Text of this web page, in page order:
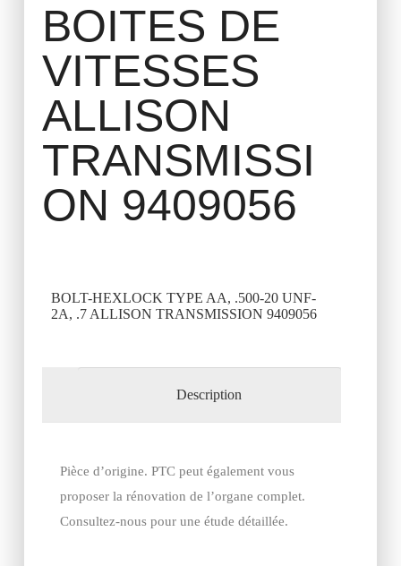
BOITES DE
VITESSES
ALLISON
TRANSMISSI
ON 9409056
BOLT-HEXLOCK TYPE AA, .500-20 UNF-
2A, .7 ALLISON TRANSMISSION 9409056
Description
Pièce d’origine. PTC peut également vous
proposer la rénovation de l’organe complet.
Consultez-nous pour une étude détaillée.